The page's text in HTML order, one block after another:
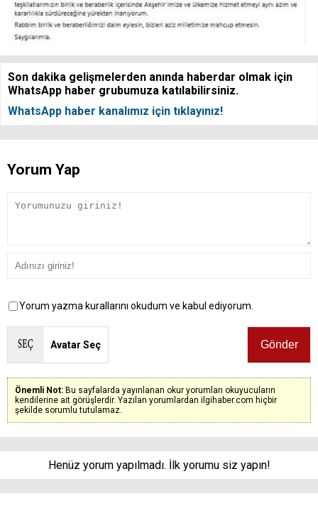
Son dakika gelişmelerden anında haberdar olmak için
WhatsApp haber grubumuza katılabilirsiniz.
WhatsApp haber kanalımız için tıklayınız!
Yorum Yap
Yorum yazma kurallarını okudum ve kabul ediyorum.
Avatar Seç
Önemli Not: Bu sayfalarda yayınlanan okur yorumları okuyucuların
kendilerine ait görüşlerdir. Yazılan yorumlardan ilgihaber.com hiçbir
şekilde sorumlu tutulamaz.
Henüz yorum yapılmadı. İlk yorumu siz yapın!